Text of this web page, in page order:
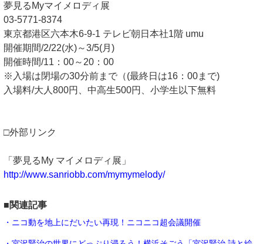
夢見るMyマイメロディ展
03-5771-8374
東京都港区六本木6-9-1 テレビ朝日本社1階 umu
開催期間/2/22(水)～3/5(月)
開催時間/11：00～20：00
※入場は閉場の30分前まで（(最終日は16：00まで)
入場料/大人800円、中高生500円、小学生以下無料
□外部リンク
「夢見るMy マイメロディ展」
http://www.sanriobb.com/mymymelody/
■関連記事
・ニコ動を地上にだいたい再現！ニコニコ超会議開催